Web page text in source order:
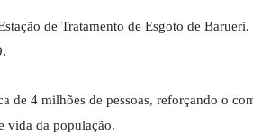
de Tratamento de Esgoto de Barueri.
de 4 milhões de pessoas, reforçando o
vida da população.